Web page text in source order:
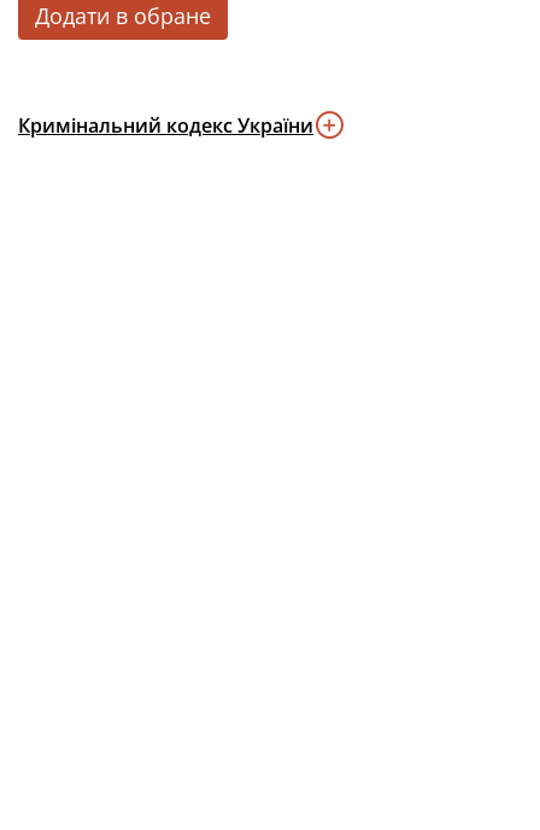
Додати в обране
Кримінальний кодекс України